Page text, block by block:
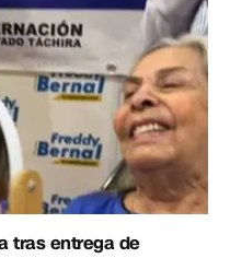
tras entrega de